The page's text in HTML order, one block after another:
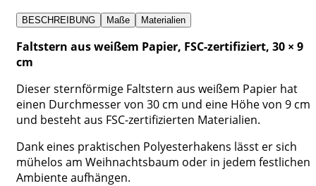
BESCHREIBUNG Maße Materialien
Faltstern aus weißem Papier, FSC-zertifiziert, 30 × 9
cm
Dieser sternförmige Faltstern aus weißem Papier hat
einen Durchmesser von 30 cm und eine Höhe von 9 cm
und besteht aus FSC-zertifizierten Materialien.
Dank eines praktischen Polyesterhakens lässt er sich
mühelos am Weihnachtsbaum oder in jedem festlichen
Ambiente aufhängen.